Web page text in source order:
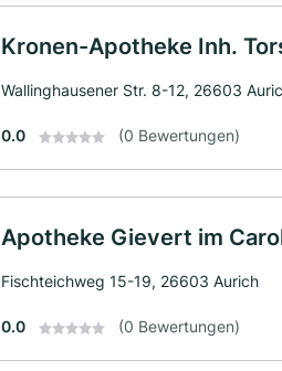
Kronen-Apotheke Inh.
Wallinghausener Str. 8-12, 26603
0.0 (0 Bewertungen)
Apotheke Gievert im
Fischteichweg 15-19, 26603 Aurich
0.0 (0 Bewertungen)